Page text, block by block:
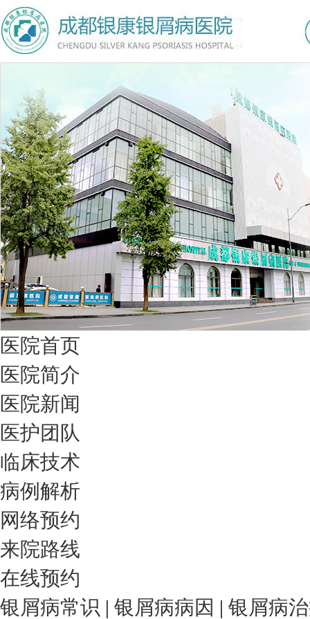
医院首页
医院简介
医院新闻
医护团队
临床技术
病例解析
网络预约
来院路线
在线预约
银屑病常识 | 银屑病病因 | 银屑病